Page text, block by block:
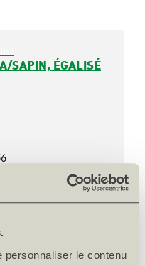
personnaliser le contenu
SAPIN, ÉGALISÉ